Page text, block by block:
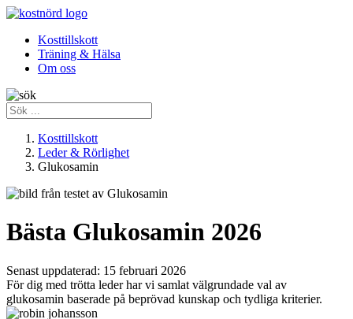
Kosttillskott
Träning & Hälsa
Om oss
Kosttillskott
Leder & Rörlighet
Glukosamin
Bästa Glukosamin 2026
Senast uppdaterad: 15 februari 2026
För dig med trötta leder har vi samlat välgrundade val av
glukosamin baserade på beprövad kunskap och tydliga kriterier.